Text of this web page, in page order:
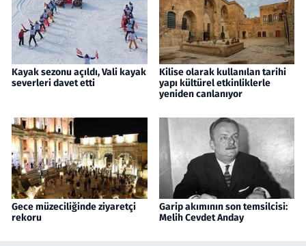
Kayak sezonu açıldı, Vali kayak
severleri davet etti
Kilise olarak kullanılan tarihi
yapı kültürel etkinliklerle
yeniden canlanıyor
Gece müzeciliğinde ziyaretçi
rekoru
Garip akımının son temsilcisi:
Melih Cevdet Anday